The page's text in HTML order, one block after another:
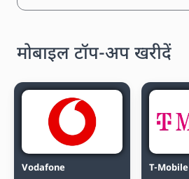
मोबाइल टॉप-अप खरीदें
Vodafone T-Mobile